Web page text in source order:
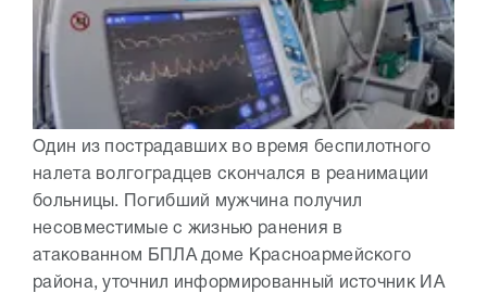
Один из пострадавших во время беспилотного
налета волгоградцев скончался в реанимации
больницы. Погибший мужчина получил
несовместимые с жизнью ранения в
атакованном БПЛА доме Красноармейского
района, уточнил информированный источник ИА